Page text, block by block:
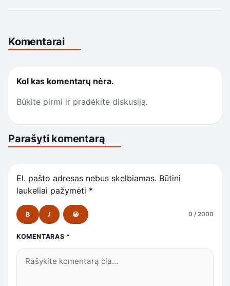
Komentarai
Kol kas komentarų nėra.
Būkite pirmi ir pradėkite diskusiją.
Parašyti komentarą
El. pašto adresas nebus skelbiamas. Būtini
laukeliai pažymėti *
B I 😀 0 / 2000
KOMENTARAS *